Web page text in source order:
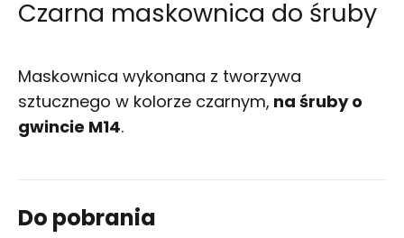
Czarna maskownica do śruby
Maskownica wykonana z tworzywa
sztucznego w kolorze czarnym, na śruby o
gwincie M14.
Do pobrania